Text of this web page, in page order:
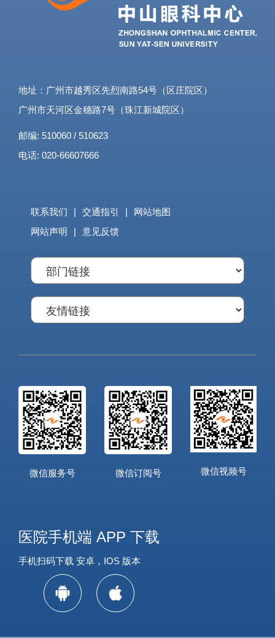
人在定点医疗机构
地址：广州市越秀区先烈南路54号（区庄院区）
广州市天河区金穗路7号（珠江新城院区）
邮编: 510060 / 510623
电话: 020-66607666
联系我们 交通指引
网站地图
网站声明
意见反馈
微信服务号 微信订阅号 微信视频号
医院手机端 APP 下载
手机扫码下载 安卓，IOS 版本